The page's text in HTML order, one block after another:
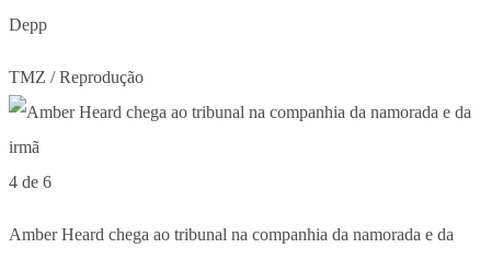
Depp
TMZ / Reprodução
4 de 6
Amber Heard chega ao tribunal na companhia da namorada e da